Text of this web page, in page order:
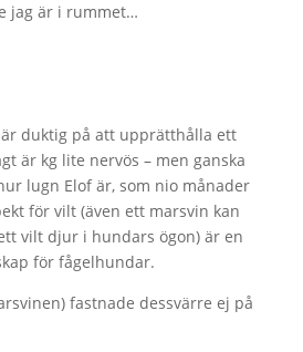
jag är i rummet…
duktig på att upprätthålla ett
är kg lite nervös – men ganska
lugn Elof är, som nio månader
för vilt (även ett marsvin kan
vilt djur i hundars ögon) är en
för fågelhundar.
fastnade dessvärre ej på